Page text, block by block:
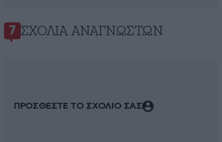
7 ΣΧΌΛΙΑ ΑΝΑΓΝΩΣΤΏΝ
ΠΡΟΣΘΕΣΤΕ ΤΟ ΣΧΟΛΙΟ ΣΑΣ